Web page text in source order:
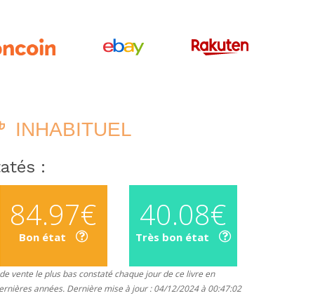
INHABITUEL
:
84.97€
Bon état
40.08€
Très bon état
vente le plus bas constaté chaque jour de ce livre en
années. Dernière mise à jour : 04/12/2024 à 00:47:02